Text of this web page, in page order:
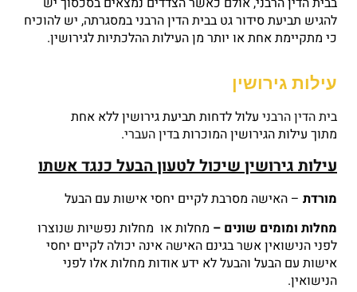
להגיש תביעת סידור גט בבית הדין הרבני במסגרתה, יש להוכיח
כי מתקיימת אחת או יותר מן העילות ההלכתיות לגירושין.
עילות גירושין
בית הדין הרבני עלול לדחות תביעת גירושין ללא אחת
מתוך עילות הגירושין המוכרות בדין העברי.
עילות גירושין שיכול לטעון הבעל כנגד אשתו
מורדת – האישה מסרבת לקיים יחסי אישות עם הבעל
מחלות ומומים שונים – מחלות או מחלות נפשיות שנוצרו
לפני הנישואין אשר בגינם האישה אינה יכולה לקיים יחסי
אישות עם הבעל והבעל לא ידע אודות מחלות אלו לפני
הנישואין.